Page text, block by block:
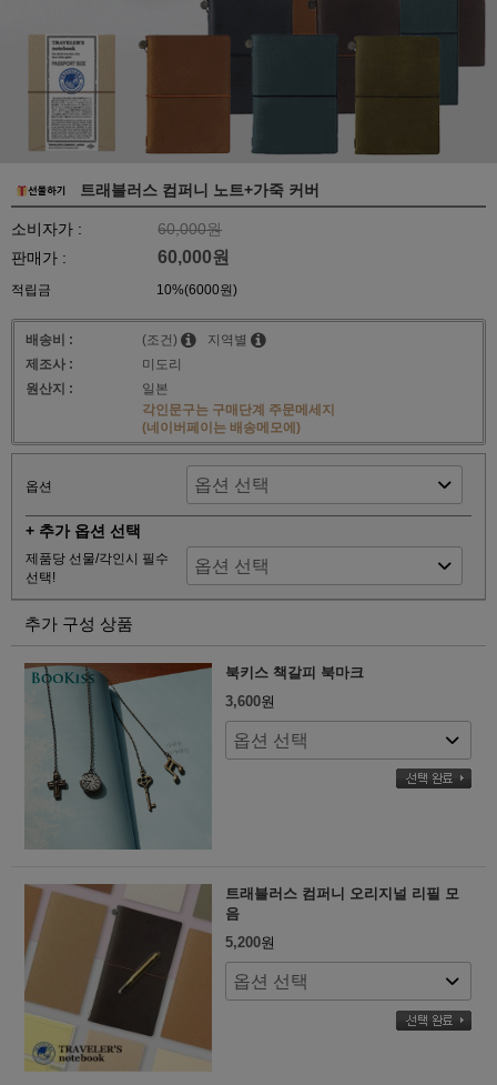
트래블러스 컴퍼니 노트+가죽 커버
소비자가 :
60,000원
판매가 :
60,000원
적립금 10%(6000원)
배송비 : (조건)
지역별
제조사 :
미도리
원산지 :
일본
각인문구는 구매단계 주문메세지
(네이버페이는 배송메모에)
옵션
+ 추가 옵션 선택
제품당 선물/각인시 필수
선택!
추가 구성 상품
북키스 책갈피 북마크
3,600원
트래블러스 컴퍼니 오리지널 리필 모
음
5,200원